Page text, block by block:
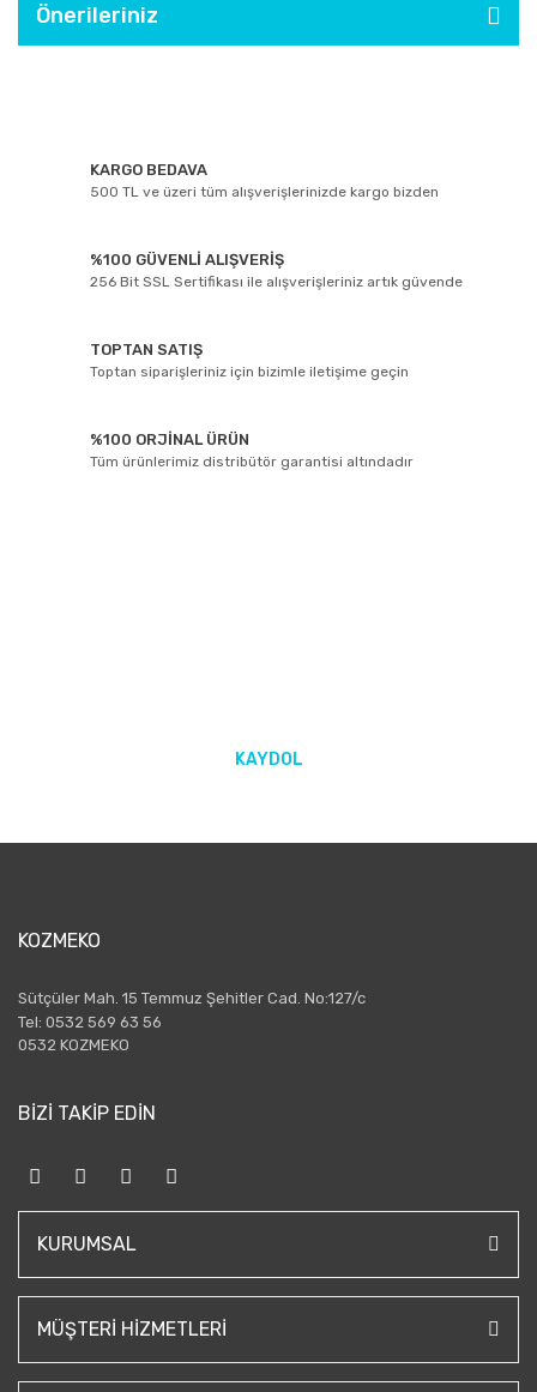
Önerileriniz
KARGO BEDAVA
500 TL ve üzeri tüm alışverişlerinizde kargo bizden
%100 GÜVENLİ ALIŞVERİŞ
256 Bit SSL Sertifikası ile alışverişleriniz artık güvende
TOPTAN SATIŞ
Toptan siparişleriniz için bizimle iletişime geçin
%100 ORJİNAL ÜRÜN
Tüm ürünlerimiz distribütör garantisi altındadır
KAYDOL
KOZMEKO
Sütçüler Mah. 15 Temmuz Şehitler Cad. No:127/c
Tel: 0532 569 63 56
0532 KOZMEKO
BİZİ TAKİP EDİN
KURUMSAL
MÜŞTERI HIZMETLERI